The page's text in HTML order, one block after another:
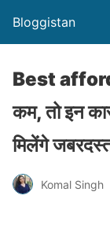
Bloggistan
Best
कम, तो इन
मिलेंगे
Komal Singh